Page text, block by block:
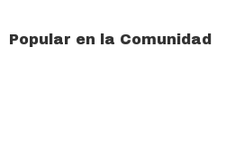
Popular en la Comunidad